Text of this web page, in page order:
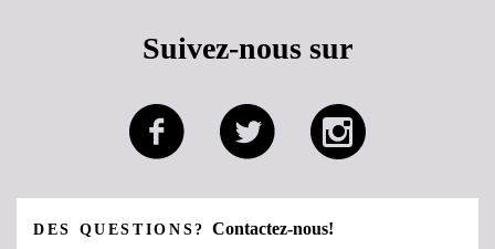
Suivez-nous sur
DES QUESTIONS?Contactez-nous!